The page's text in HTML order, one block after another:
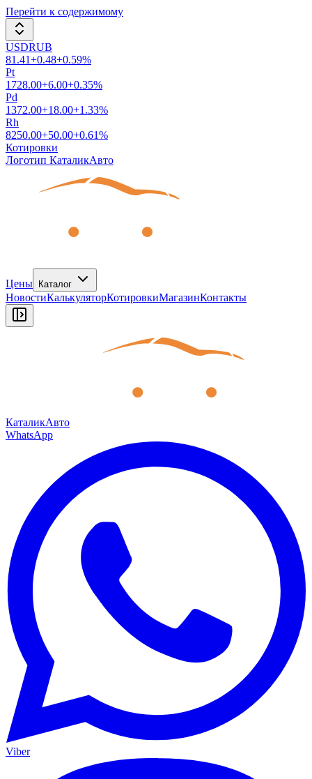
Перейти к содержимому
USDRUB
81.41+0.48+0.59%
Pt
1728.00+6.00+0.35%
Pd
1372.00+18.00+1.33%
Rh
8250.00+50.00+0.61%
Котировки
Логотип КаталикАвто
Цены Каталог
НовостиКалькуляторКотировкиМагазинКонтакты
КаталикАвто
WhatsApp
Viber